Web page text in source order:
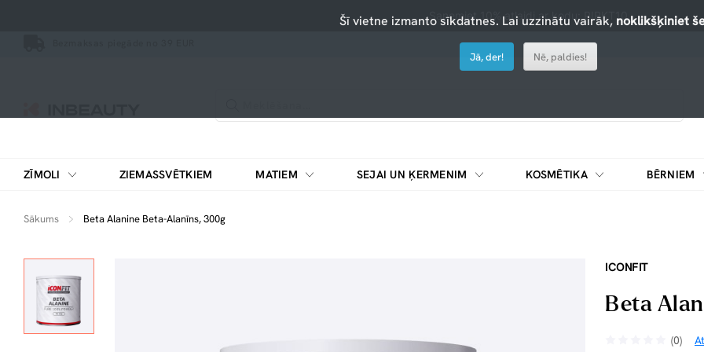
Saņemiet 10% atlaidi ar kodu: PIRKT10
ZĪMOLI ZIEMASSVĒTKIEM MATIEM SEJAI UN ĶERMENIM KOSMĒTIKA BĒRNIEM
Sākums Beta Alanine Beta-Alanīns, 300g
ICONFIT
Beta
(0)
Šī vietne izmanto sīkdatnes. Lai uzzinātu vairāk, noklikšķiniet
Jā, der! Nē, paldies!